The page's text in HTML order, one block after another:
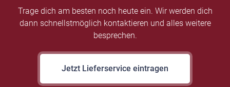
Trage dich am besten noch heute ein. Wir werden dich
dann schnellstmöglich kontaktieren und alles weitere
besprechen.
Jetzt Lieferservice eintragen